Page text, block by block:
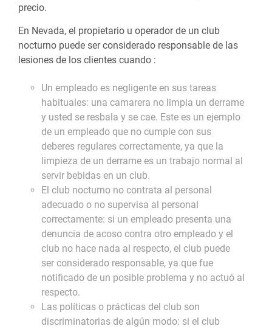
precio.
En Nevada, el propietario u operador de un club
nocturno puede ser considerado responsable de las
lesiones de los clientes cuando :
Un empleado es negligente en sus tareas
habituales: una camarera no limpia un derrame
y usted se resbala y se cae. Este es un ejemplo
de un empleado que no cumple con sus
deberes regulares correctamente, ya que la
limpieza de un derrame es un trabajo normal al
servir bebidas en un club.
El club nocturno no contrata al personal
adecuado o no supervisa al personal
correctamente: si un empleado presenta una
denuncia de acoso contra otro empleado y el
club no hace nada al respecto, el club puede
ser considerado responsable, ya que fue
notificado de un posible problema y no actuó al
respecto.
Las políticas o prácticas del club son
discriminatorias de algún modo: si el club